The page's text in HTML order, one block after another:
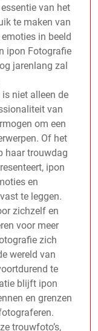
van het
te maken van
in beeld
ipon Fotografie
jarenlang zal
niet alleen de
van
om een
Of het
haar trouwdag
ipon
en
te leggen.
zichzelf en
voor meer
zich
wereld van
te
blijft ipon
en grenzen
trouwfoto’s,